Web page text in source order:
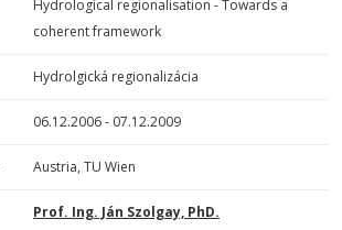
Hydrological regionalisation - Towards a
coherent framework
Hydrolgická regionalizácia
06.12.2006 - 07.12.2009
Austria, TU Wien
Prof. Ing. Ján Szolgay, PhD.